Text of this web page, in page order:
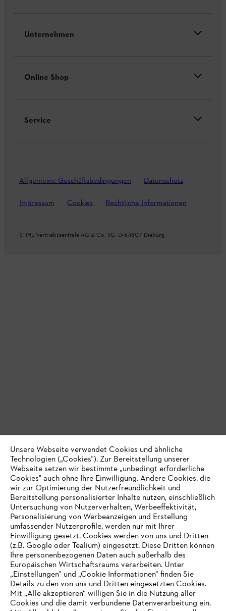
Unternehmen
Online Shop
Service
Allgemeine Geschäftsbedingungen Datenschutz
Impressum Cookies Rechtliche Informationen
STIHL Vertriebszentrale AG & Co. KG, D-64807 Dieburg
Unsere Webseite verwendet Cookies und ähnliche
Technologien („Cookies“). Zur Bereitstellung unserer
Webseite setzen wir bestimmte „unbedingt erforderliche
Cookies" auch ohne Ihre Einwilligung. Andere Cookies, die
wir zur Optimierung der Nutzerfreundlichkeit und
Bereitstellung personalisierter Inhalte nutzen, einschließlich
Untersuchung von Nutzerverhalten, Werbeeffektivität,
Personalisierung von Werbeanzeigen und Erstellung
umfassender Nutzerprofile, werden nur mit Ihrer
Einwilligung gesetzt. Cookies werden von uns und Dritten
(z.B. Google oder Tealium) eingesetzt. Diese Dritten können
Ihre personenbezogenen Daten auch außerhalb des
Europäischen Wirtschaftsraums verarbeiten. Unter
„Einstellungen" und „Cookie Informationen“ finden Sie
Details zu den von uns und Dritten eingesetzten Cookies.
Mit „Alle akzeptieren“ willigen Sie in die Nutzung aller
Cookies und die damit verbundene Datenverarbeitung ein.